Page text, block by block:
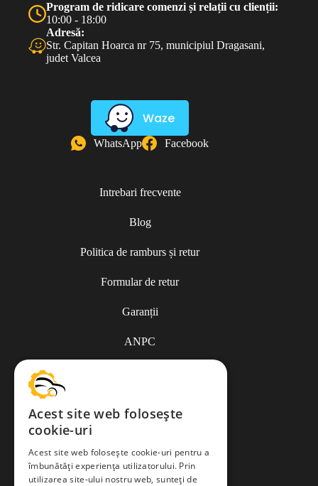
Program de ridicare comenzi și relații cu clienții:
10:00 - 18:00
Adresă:
Str. Capitan Hoarca nr 75, municipiul Dragasani,
judet Valcea
Waze
WhatsApp Facebook
Intrebari frecvente
Blog
Politica de ramburs și retur
Formular de retur
Garanții
ANPC
Termeni și condiții
Politica de confidențialitate
Acest site web folosește
cookie-uri
Acest site web folosește cookie-uri pentru a
îmbunătăți experiența utilizatorului. Prin
utilizarea site-ului nostru web, sunteți de